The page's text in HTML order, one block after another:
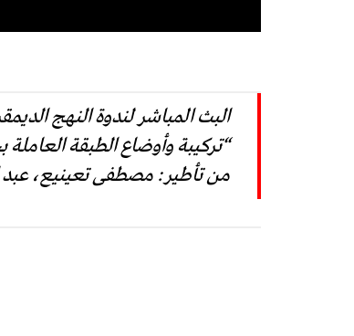
البث المباشر لندوة النهج
“تركيبة وأوضاع الطبقة العاملة
من تأطير: مصطفى تعينيع،